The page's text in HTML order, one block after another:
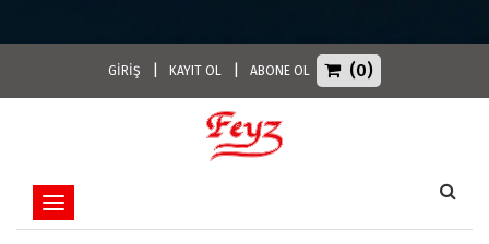
GİRİŞ KAYIT OL ABONE OL (0)
Toggle navigation